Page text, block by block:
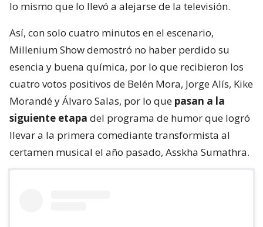
lo mismo que lo llevó a alejarse de la televisión.
Así, con solo cuatro minutos en el escenario,
Millenium Show demostró no haber perdido su
esencia y buena química, por lo que recibieron los
cuatro votos positivos de Belén Mora, Jorge Alís, Kike
Morandé y Álvaro Salas, por lo que pasan a la
siguiente etapa del programa de humor que logró
llevar a la primera comediante transformista al
certamen musical el año pasado, Asskha Sumathra.